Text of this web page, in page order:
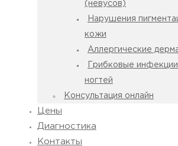
(невусов)
Нарушения
кожи
Аллергические
Грибковые
ногтей
Консультация онлайн
Цены
Диагностика
Контакты